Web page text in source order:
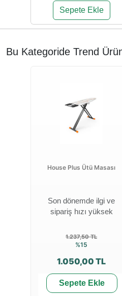
Sepete Ekle
Bu Kategoride Trend
House Plus Ütü Masası
Son dönemde ilgi ve
sipariş hızı yüksek
1.237,50 TL
%15
1.050,00 TL
Sepete Ekle